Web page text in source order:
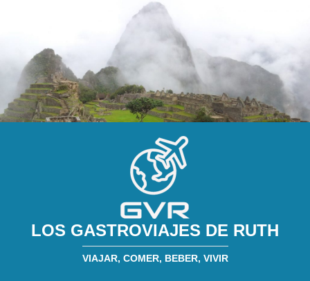
LOS GASTROVIAJES DE RUTH
VIAJAR, COMER, BEBER, VIVIR